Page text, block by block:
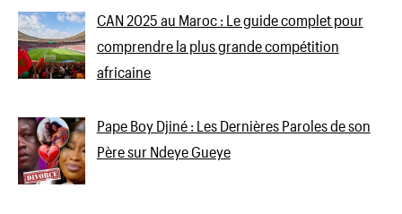
CAN 2025 au Maroc : Le guide complet pour
comprendre la plus grande compétition
africaine
Pape Boy Djiné : Les Dernières Paroles de son
Père sur Ndeye Gueye